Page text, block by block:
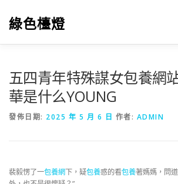
綠色檯燈
五四青年特殊謀女包養網
華是什么YOUNG
發佈日期: 2025 年 5 月 6 日 作者: ADMIN
裴毅愣了一包養網下，疑包養惑的看包養著媽媽，問